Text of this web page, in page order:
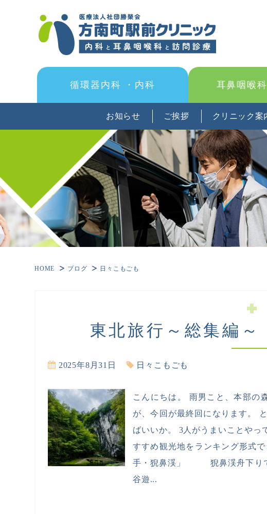
循環器内科 ・内科 耳鼻咽喉科
お知らせ ご挨拶 クリニック案
HOME ブログ 日々こもごも
東北旅行～総集編
2025年8月31日 日々こもごも
こんにちは。 雨男こと、本部の
が、今回が最終回になります。
ばいいか。 3人がうまいことやっ
すすめ観光地をランキング形式
手・猊鼻渓」 猊鼻渓舟下りで
谷遊...